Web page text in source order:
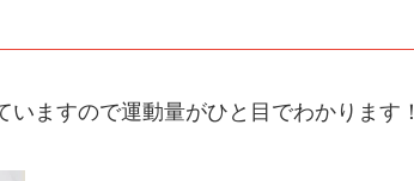
ますので運動量がひと目でわかります！